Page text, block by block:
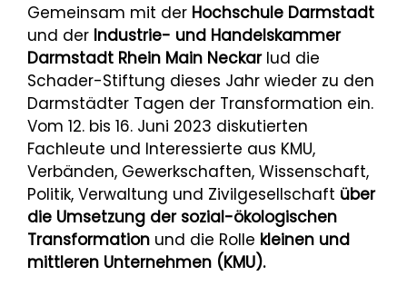
Gemeinsam mit der Hochschule Darmstadt
und der Industrie- und Handelskammer
Darmstadt Rhein Main Neckarlud die
Schader-Stiftung dieses Jahr wieder zu den
Darmstädter Tagen der Transformation ein.
Vom 12. bis 16. Juni 2023 diskutierten
Fachleute und Interessierte aus KMU,
Verbänden, Gewerkschaften, Wissenschaft,
Politik, Verwaltung und Zivilgesellschaft über
die Umsetzung der sozial-ökologischen
Transformation und die Rolle kleinen und
mittleren Unternehmen (KMU).